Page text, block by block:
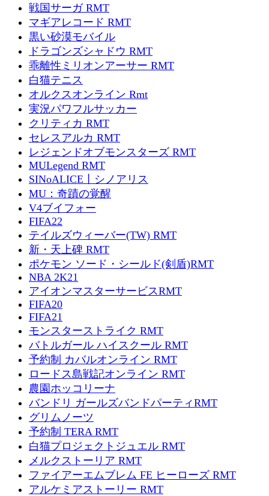
戦国サーガ RMT
マギアレコード RMT
黒い砂漠モバイル
ドラゴンズシャドウ RMT
乖離性ミリオンアーサー RMT
白猫テニス
オルクスオンライン Rmt
実況パワフルサッカー
クリティカ RMT
セレスアルカ RMT
レジェンドオブモンスターズ RMT
MULegend RMT
SINoALICE丨シノアリス
MU：奇蹟の覚醒
V4ブイフォー
FIFA22
テイルズウィーバー(TW) RMT
新・天上碑 RMT
ポケモン ソード・シールド(剣盾)RMT
NBA 2K21
アイオンマスターサービスRMT
FIFA20
FIFA21
モンスターストライク RMT
バトルガール ハイスクール RMT
予約制 カバルオンライン RMT
ロードス島戦記オンライン RMT
農園ホッコリーナ
バンドリ ガールズバンドパーティRMT
グリムノーツ
予約制 TERA RMT
白猫プロジェクトジュエル RMT
メルクストーリア RMT
ファイアーエムブレム FE ヒーローズ RMT
アルケミアストーリー RMT